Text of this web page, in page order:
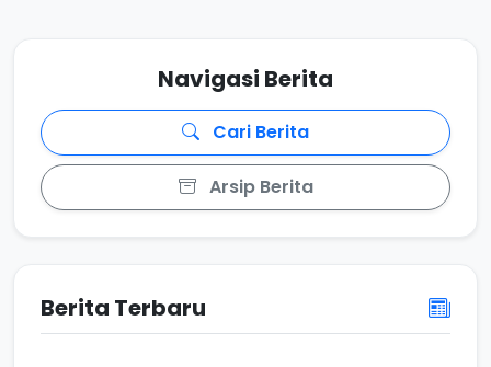
Navigasi Berita
Cari Berita
Arsip Berita
Berita Terbaru